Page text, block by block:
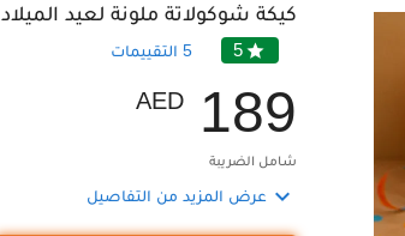
كيكة شوكولاتة ملونة لعيد الميلاد
5
5 التقييمات
AED 189
شامل الضريبة
 عرض المزيد من التفاصيل